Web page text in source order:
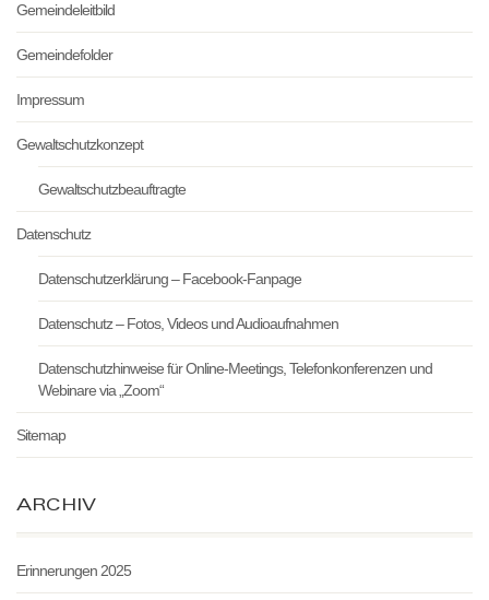
Gemeindeleitbild
Gemeindefolder
Impressum
Gewaltschutzkonzept
Gewaltschutzbeauftragte
Datenschutz
Datenschutzerklärung – Facebook-Fanpage
Datenschutz – Fotos, Videos und Audioaufnahmen
Datenschutzhinweise für Online-Meetings, Telefonkonferenzen und
Webinare via „Zoom“
Sitemap
ARCHIV
Erinnerungen 2025